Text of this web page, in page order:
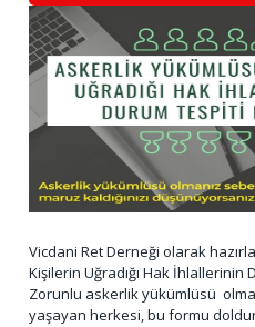
Vicdani Ret Derneği olarak
Kişilerin Uğradığı Hak İhlallerinin
Zorunlu askerlik yükümlüsü
yaşayan herkesi, bu formu